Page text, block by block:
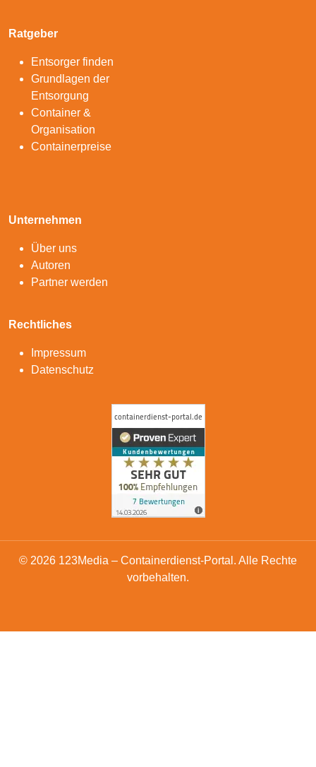
Ratgeber
Entsorger finden
Grundlagen der
Entsorgung
Container &
Organisation
Containerpreise
Unternehmen
Über uns
Autoren
Partner werden
Rechtliches
Impressum
Datenschutz
© 2026 123Media – Containerdienst-Portal. Alle Rechte
vorbehalten.